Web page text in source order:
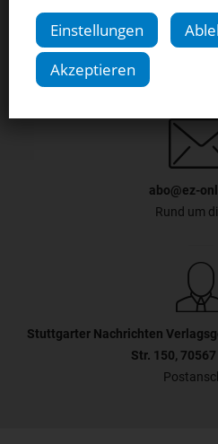
0711
Mo. - Fr.: 7:00 - 17:00 Uhr,
abo@ez-
Rund um
Stuttgarter Nachrichten
Str. 150,
Einstellungen
Akzeptieren